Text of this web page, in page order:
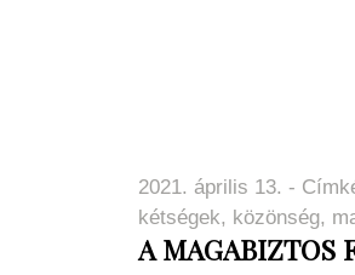
2021. április 13. -
kétségek, közönség,
A MAGABIZTOS